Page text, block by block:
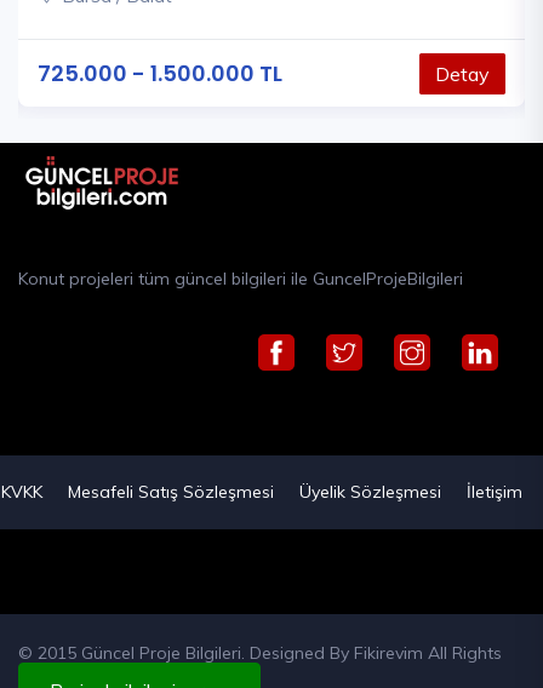
725.000 - 1.500.000 TL Detay
Konut projeleri tüm güncel bilgileri ile GuncelProjeBilgileri
KVKK Mesafeli Satış Sözleşmesi Üyelik Sözleşmesi İletişim
© 2015 Güncel Proje Bilgileri. Designed By Fikirevim All Rights
Reserved